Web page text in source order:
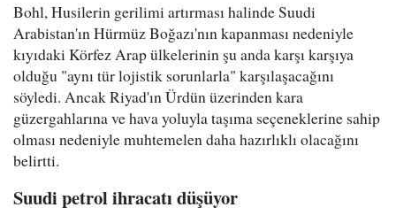
Bohl, Husilerin gerilimi artırması halinde Suudi
Arabistan'ın Hürmüz Boğazı'nın kapanması nedeniyle
kıyıdaki Körfez Arap ülkelerinin şu anda karşı karşıya
olduğu "aynı tür lojistik sorunlarla" karşılaşacağını
söyledi. Ancak Riyad'ın Ürdün üzerinden kara
güzergahlarına ve hava yoluyla taşıma seçeneklerine sahip
olması nedeniyle muhtemelen daha hazırlıklı olacağını
belirtti.
Suudi petrol ihracatı düşüyor